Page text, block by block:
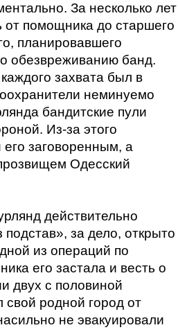
За несколько лет
от помощника до старшего
планировавшего
обезвреживанию банд.
захвата был в
неминуемо
бандитские пули
Из-за этого
его заговоренным, а
Одесский
действительно
за дело, открыто
из операций по
его застала и весть о
двух с половиной
родной город от
не эвакуировали